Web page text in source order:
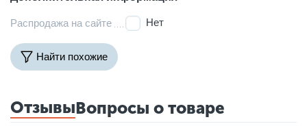
Распродажа на сайте Нет
Найти похожие
ОтзывыВопросы о товаре